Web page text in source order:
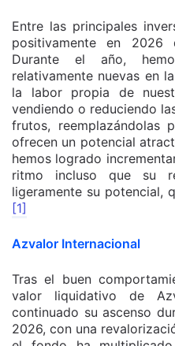
Entre las principales
positivamente en 2026
Durante el año,
relativamente nuevas en
la labor propia de
vendiendo o reduciendo
frutos, reemplazándolas
ofrecen un potencial
hemos logrado
ritmo incluso que su
ligeramente su potencial,
[1]
Azvalor Internacional
Tras el buen
valor liquidativo de
continuado su ascenso
2026, con una